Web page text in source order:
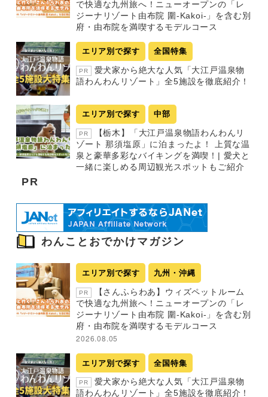
で快適な九州旅へ！ニューオープンの「レ
ジーナリゾート由布院 圍-Kakoi-」を含む別
府・由布院を満喫するモデルコース
エリア別で探す 全国特集
PR
愛犬家から絶大な人気「大江戸温泉物
語わんわんリゾート」全5施設を徹底紹介！
エリア別で探す 中部
PR
【栃木】「大江戸温泉物語わんわんリ
ゾート 那須塩原」に泊まったよ！ 上質な温
泉と豪華多彩なバイキングを満喫！| 愛犬と
一緒に楽しめる周辺観光スポットもご紹介
PR
わんことおでかけマガジン
エリア別で探す 九州・沖縄
PR
【さんふらわあ】ウィズペットルーム
で快適な九州旅へ！ニューオープンの「レ
ジーナリゾート由布院 圍-Kakoi-」を含む別
府・由布院を満喫するモデルコース
2026.08.05
エリア別で探す 全国特集
PR
愛犬家から絶大な人気「大江戸温泉物
語わんわんリゾート」全5施設を徹底紹介！